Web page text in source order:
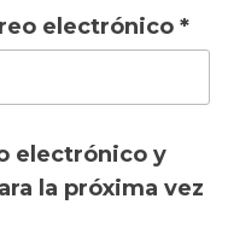
electrónico *
electrónico y
la próxima vez